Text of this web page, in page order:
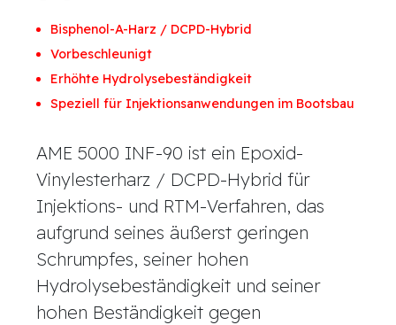
Bisphenol-A-Harz / DCPD-Hybrid
Vorbeschleunigt
Erhöhte Hydrolysebeständigkeit
Speziell für Injektionsanwendungen im Bootsbau
AME 5000 INF-90 ist ein Epoxid-
Vinylesterharz / DCPD-Hybrid für
Injektions- und RTM-Verfahren, das
aufgrund seines äußerst geringen
Schrumpfes, seiner hohen
Hydrolysebeständigkeit und seiner
hohen Beständigkeit gegen